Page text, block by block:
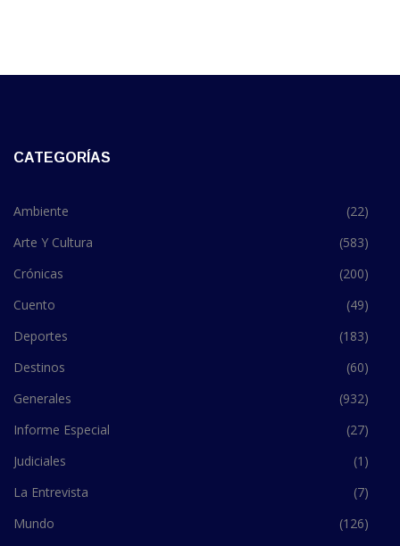
CATEGORÍAS
Ambiente
(22)
Arte Y Cultura
(583)
Crónicas
(200)
Cuento
(49)
Deportes
(183)
Destinos
(60)
Generales
(932)
Informe Especial
(27)
Judiciales
(1)
La Entrevista
(7)
Mundo
(126)